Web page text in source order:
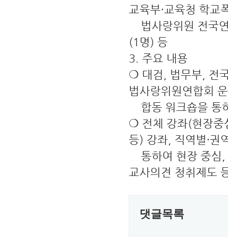
교육부·교육청 학
법사랑위원 전국
(1명) 등
3. 주요 내용
❍ 대검, 법무부, 전
법사랑위원연합회
합동 워크숍을 통
❍ 전체 강좌(현장중
등) 강좌, 직역별·권
통하여 현장 중심,
교사의견 청취제도
댓글목록